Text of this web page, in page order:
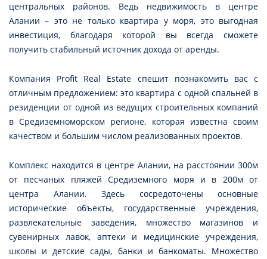
центральных районов. Ведь недвижимость в центре
Алании – это не только квартира у моря, это выгодная
инвестиция, благодаря которой вы всегда сможете
получить стабильный источник дохода от аренды.
Компания Profit Real Estate спешит познакомить вас с
отличным предложением: это квартира с одной спальней в
резиденции от одной из ведущих строительных компаний
в Средиземноморском регионе, которая известна своим
качеством и большим числом реализованных проектов.
Комплекс находится в центре Алании, на расстоянии 300м
от песчаных пляжей Средиземного моря и в 200м от
центра Алании. Здесь сосредоточены основные
исторические объекты, государственные учреждения,
развлекательные заведения, множество магазинов и
сувенирных лавок, аптеки и медицинские учреждения,
школы и детские сады, банки и банкоматы. Множество